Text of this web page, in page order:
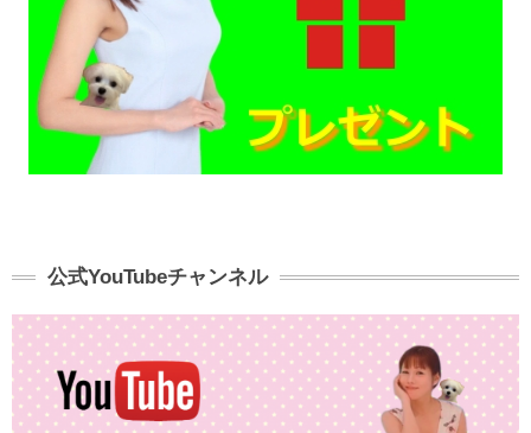
公式YouTubeチャンネル